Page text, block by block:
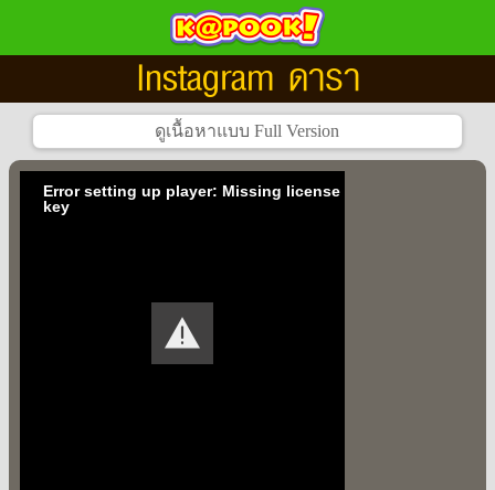
Instagram ดารา
Error setting up player: Missing license
key